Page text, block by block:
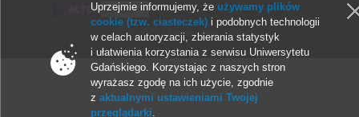
© 2013-2026 Uniwersytet Gdański
Uprzejmie informujemy, że używamy plików
cookie (tzw. ciasteczek) i podobnych technologii
w celach autoryzacji, zbierania statystyk
i ułatwienia korzystania z serwisu Uniwersytetu
Gdańskiego. Korzystając z naszych stron
wyrażasz zgodę na ich użycie, zgodnie
zaktualnymi ustawieniami Twojej
przeglądarki.